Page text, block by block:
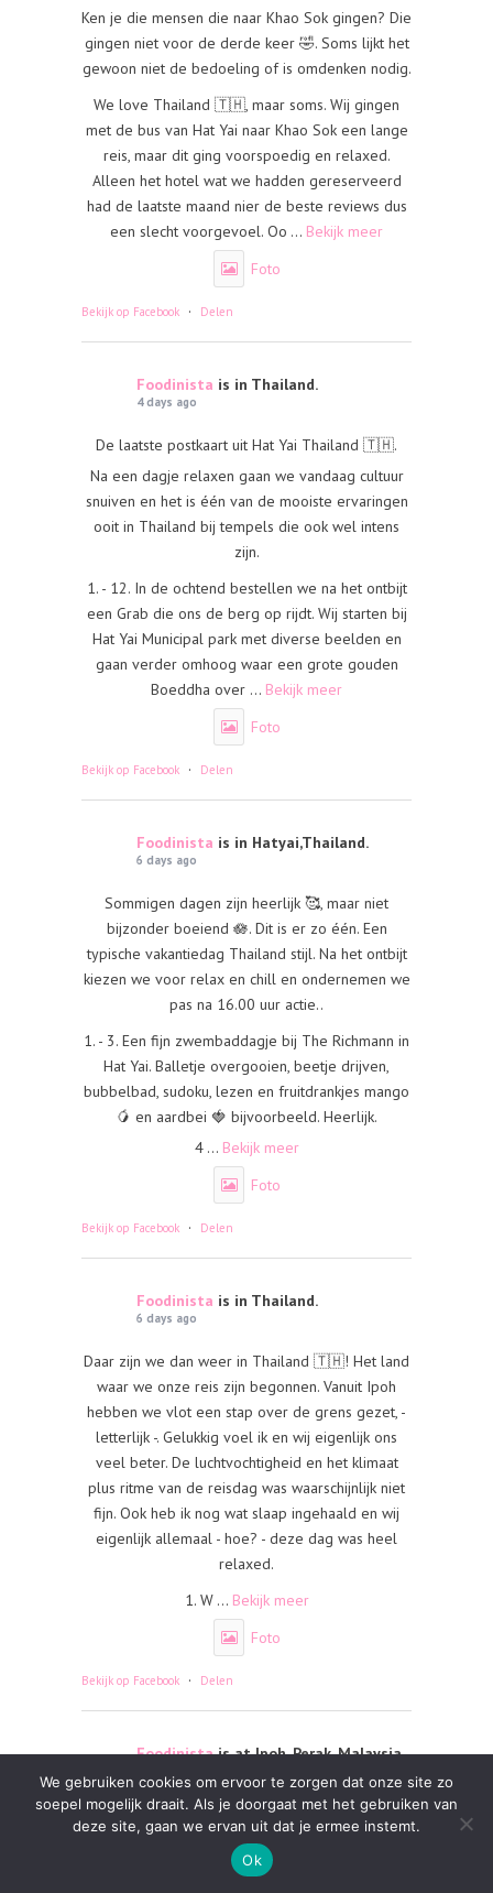
Ken je die mensen die naar Khao Sok gingen? Die
gingen niet voor de derde keer 🤣. Soms lijkt het
gewoon niet de bedoeling of is omdenken nodig.
We love Thailand 🇹🇭, maar soms. Wij gingen
met de bus van Hat Yai naar Khao Sok een lange
reis, maar dit ging voorspoedig en relaxed.
Alleen het hotel wat we hadden gereserveerd
had de laatste maand nier de beste reviews dus
een slecht voorgevoel. Oo ... Bekijk meer
Foto
Bekijk op Facebook · Delen
Foodinista is in Thailand.
4 days ago
De laatste postkaart uit Hat Yai Thailand 🇹🇭.
Na een dagje relaxen gaan we vandaag cultuur
snuiven en het is één van de mooiste ervaringen
ooit in Thailand bij tempels die ook wel intens
zijn.
1. - 12. In de ochtend bestellen we na het ontbijt
een Grab die ons de berg op rijdt. Wij starten bij
Hat Yai Municipal park met diverse beelden en
gaan verder omhoog waar een grote gouden
Boeddha over ... Bekijk meer
Foto
Bekijk op Facebook · Delen
Foodinista is in Hatyai,Thailand.
6 days ago
Sommigen dagen zijn heerlijk 🥰, maar niet
bijzonder boeiend 🪷. Dit is er zo één. Een
typische vakantiedag Thailand stijl. Na het ontbijt
kiezen we voor relax en chill en ondernemen we
pas na 16.00 uur actie..
1. - 3. Een fijn zwembaddagje bij The Richmann in
Hat Yai. Balletje overgooien, beetje drijven,
bubbelbad, sudoku, lezen en fruitdrankjes mango
🥭 en aardbei 🍓 bijvoorbeeld. Heerlijk.
4 ... Bekijk meer
Foto
Bekijk op Facebook · Delen
Foodinista is in Thailand.
6 days ago
Daar zijn we dan weer in Thailand 🇹🇭! Het land
waar we onze reis zijn begonnen. Vanuit Ipoh
hebben we vlot een stap over de grens gezet, -
letterlijk -. Gelukkig voel ik en wij eigenlijk ons
veel beter. De luchtvochtigheid en het klimaat
plus ritme van de reisdag was waarschijnlijk niet
fijn. Ook heb ik nog wat slaap ingehaald en wij
eigenlijk allemaal - hoe? - deze dag was heel
relaxed.
1. W ... Bekijk meer
Foto
Bekijk op Facebook · Delen
Foodinista is at Ipoh, Perak, Malaysia.
Een nieuwe dag en we gaan fris Ipoh bekijken.
Tenminste.. de afgelopen nacht had ik koorts. Dit
was iets minder en ik kan het niet echt plaatsten.
We gebruiken cookies om ervoor te zorgen dat onze site zo
soepel mogelijk draait. Als je doorgaat met het gebruiken van
deze site, gaan we ervan uit dat je ermee instemt.
Ok